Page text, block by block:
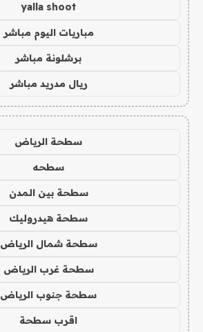
yalla shoot
مباريات اليوم مباشر
برشلونة مباشر
ريال مدريد مباشر
سطحة الرياض
سطحه
سطحة بين المدن
سطحة هيدروليك
سطحة شمال الرياض
سطحة غرب الرياض
سطحة جنوب الرياض
اقرب سطحة